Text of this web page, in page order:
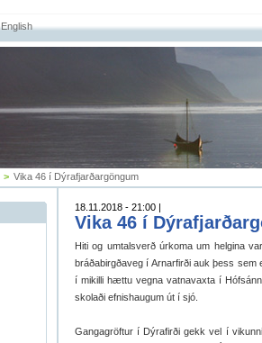
English
> Vika 46 í Dýrafjarðargöngum
18.11.2018 - 21:00 |
Vika 46 í
Hiti og umtalsverð úrkoma um helgina
bráðabirgðaveg í Arnarfirði auk þess sem
í mikilli hættu vegna vatnavaxta í
skolaði efnishaugum út í sjó.
Gangagröftur í Dýrafirði gekk vel í